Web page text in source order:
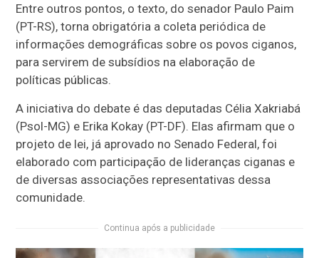
Entre outros pontos, o texto, do senador Paulo Paim
(PT-RS), torna obrigatória a coleta periódica de
informações demográficas sobre os povos ciganos,
para servirem de subsídios na elaboração de
políticas públicas.
A iniciativa do debate é das deputadas Célia Xakriabá
(Psol-MG) e Erika Kokay (PT-DF). Elas afirmam que o
projeto de lei, já aprovado no Senado Federal, foi
elaborado com participação de lideranças ciganas e
de diversas associações representativas dessa
comunidade.
Continua após a publicidade